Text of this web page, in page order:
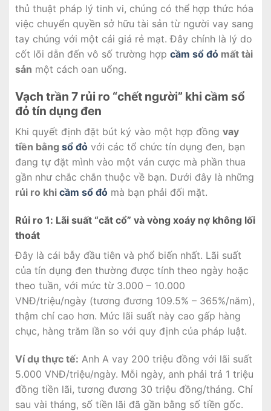
thủ thuật pháp lý tinh vi, chúng có thể hợp thức hóa
việc chuyển quyền sở hữu tài sản từ người vay sang
tay chúng với một cái giá rẻ mạt. Đây chính là lý do
cốt lõi dẫn đến vô số trường hợp cầm sổ đỏ mất tài
sản một cách oan uổng.
Vạch trần 7 rủi ro “chết người” khi cầm sổ
đỏ tín dụng đen
Khi quyết định đặt bút ký vào một hợp đồng vay
tiền bằng sổ đỏ với các tổ chức tín dụng đen, bạn
đang tự đặt mình vào một ván cược mà phần thua
gần như chắc chắn thuộc về bạn. Dưới đây là những
rủi ro khi cầm sổ đỏ mà bạn phải đối mặt.
Rủi ro 1: Lãi suất “cắt cổ” và vòng xoáy nợ không lối
thoát
Đây là cái bẫy đầu tiên và phổ biến nhất. Lãi suất
của tín dụng đen thường được tính theo ngày hoặc
theo tuần, với mức từ 3.000 – 10.000
VNĐ/triệu/ngày (tương đương 109.5% – 365%/năm),
thậm chí cao hơn. Mức lãi suất này cao gấp hàng
chục, hàng trăm lần so với quy định của pháp luật.
Ví dụ thực tế: Anh A vay 200 triệu đồng với lãi suất
5.000 VNĐ/triệu/ngày. Mỗi ngày, anh phải trả 1 triệu
đồng tiền lãi, tương đương 30 triệu đồng/tháng. Chỉ
sau vài tháng, số tiền lãi đã gần bằng số tiền gốc.